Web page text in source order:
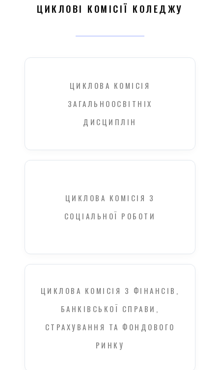
ЦИКЛОВІ КОМІСІЇ КОЛЕДЖУ
ЦИКЛОВА КОМІСІЯ
ЗАГАЛЬНООСВІТНІХ
ДИСЦИПЛІН
ЦИКЛОВА КОМІСІЯ З
СОЦІАЛЬНОЇ РОБОТИ
ЦИКЛОВА КОМІСІЯ З ФІНАНСІВ,
БАНКІВСЬКОЇ СПРАВИ,
СТРАХУВАННЯ ТА ФОНДОВОГО
РИНКУ